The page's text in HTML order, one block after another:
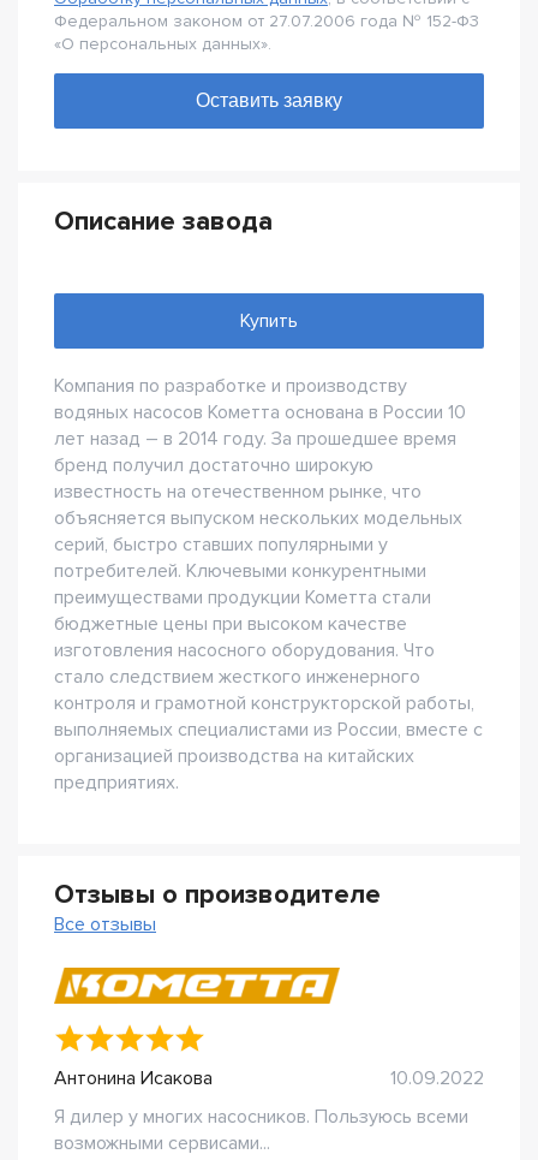
Федеральном законом от 27.07.2006 года № 152-Ф3
«О персональных данных».
Описание завода
Купить
Компания по разработке и производству
водяных насосов Кометта основана в России 10
лет назад – в 2014 году. За прошедшее время
бренд получил достаточно широкую
известность на отечественном рынке, что
объясняется выпуском нескольких модельных
серий, быстро ставших популярными у
потребителей. Ключевыми конкурентными
преимуществами продукции Кометта стали
бюджетные цены при высоком качестве
изготовления насосного оборудования. Что
стало следствием жесткого инженерного
контроля и грамотной конструкторской работы,
выполняемых специалистами из России, вместе с
организацией производства на китайских
предприятиях.
Отзывы о производителе
Все отзывы
Антонина Исакова
10.09.2022
Я дилер у многих насосников. Пользуюсь всеми
возможными сервисами...